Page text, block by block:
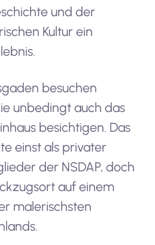
und der
Kultur ein
besuchen
unbedingt auch das
besichtigen. Das
einst als privater
der NSDAP, doch
auf einem
malerischsten